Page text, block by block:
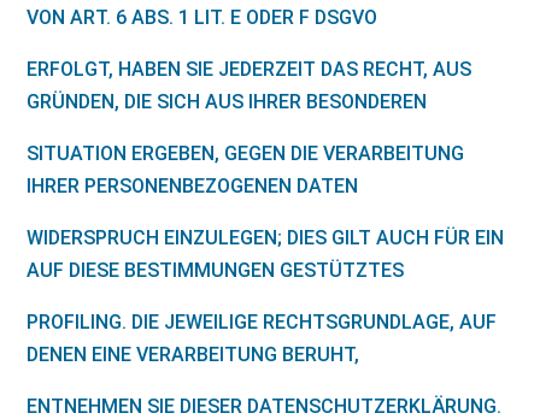
VON ART. 6 ABS. 1 LIT. E ODER F DSGVO
ERFOLGT, HABEN SIE JEDERZEIT DAS RECHT, AUS
GRÜNDEN, DIE SICH AUS IHRER BESONDEREN
SITUATION ERGEBEN, GEGEN DIE VERARBEITUNG
IHRER PERSONENBEZOGENEN DATEN
WIDERSPRUCH EINZULEGEN; DIES GILT AUCH FÜR EIN
AUF DIESE BESTIMMUNGEN GESTÜTZTES
PROFILING. DIE JEWEILIGE RECHTSGRUNDLAGE, AUF
DENEN EINE VERARBEITUNG BERUHT,
ENTNEHMEN SIE DIESER DATENSCHUTZERKLÄRUNG.